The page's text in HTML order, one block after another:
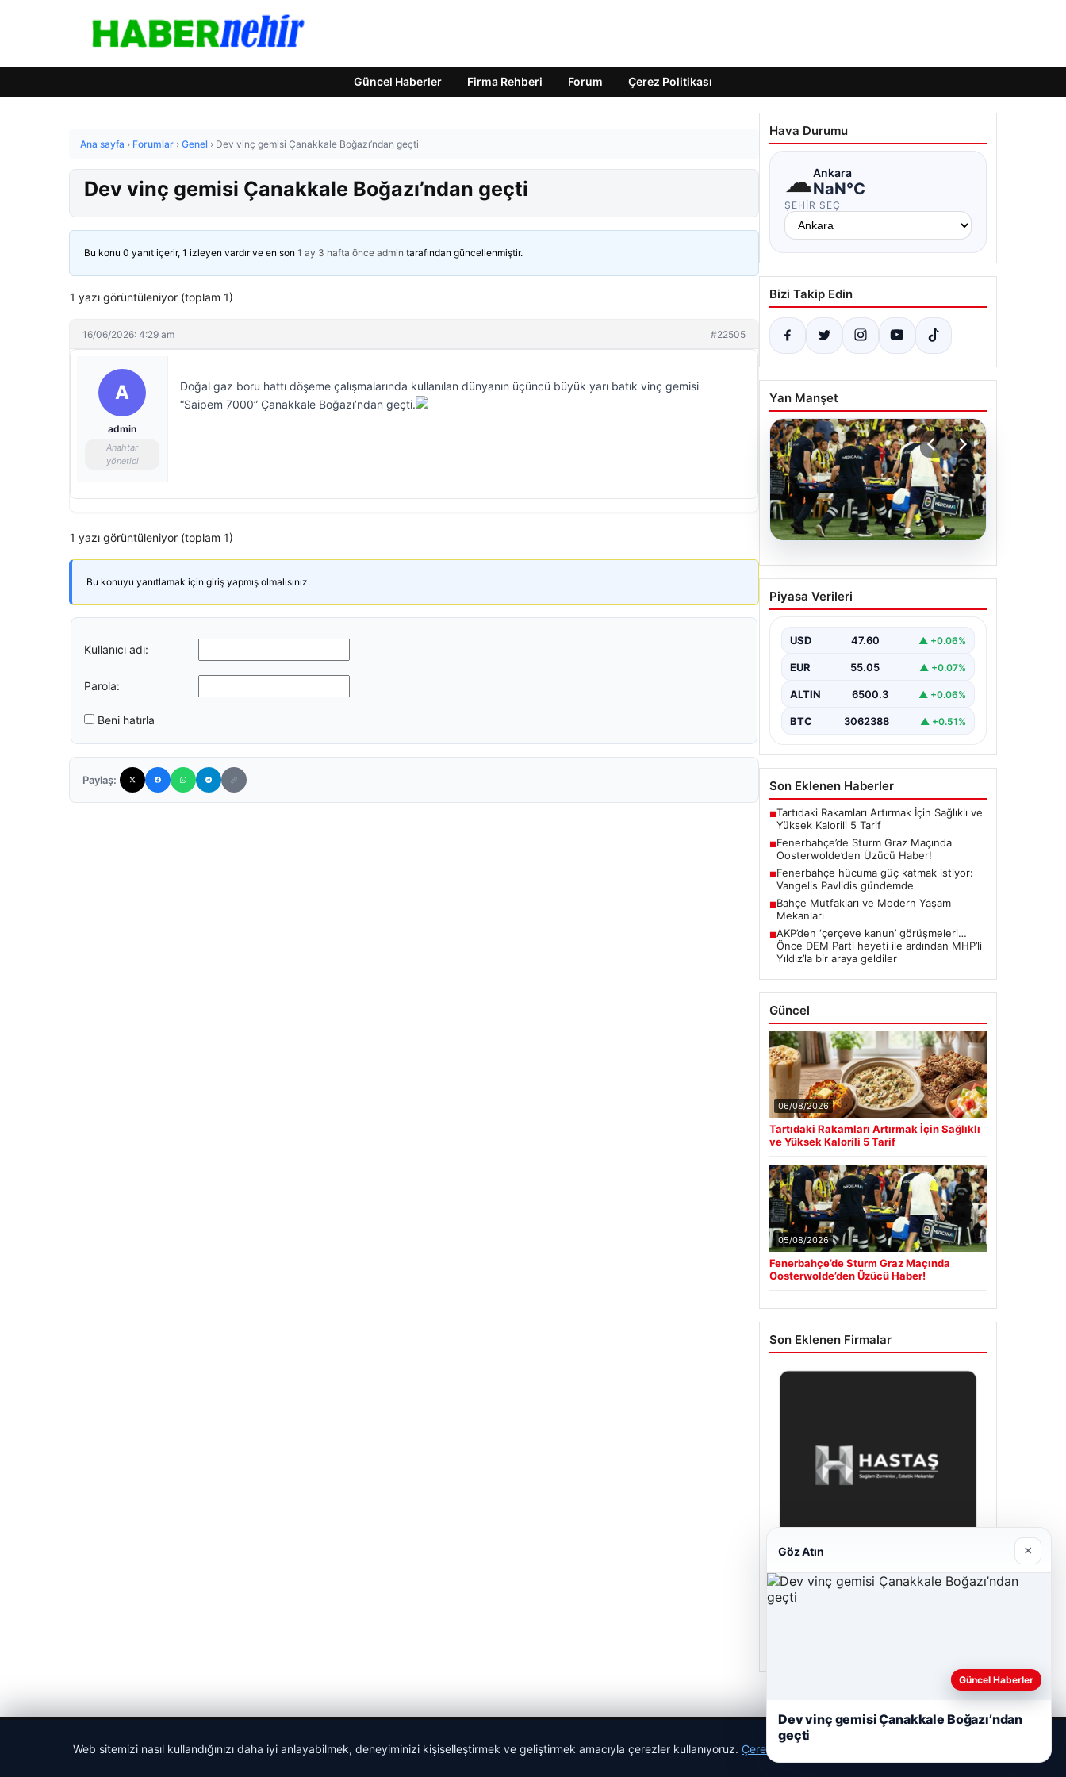
Güncel Haberler Firma Rehberi Forum Çerez Politikası
Ana sayfa › Forumlar › Genel › Dev vinç gemisi Çanakkale Boğazı’ndan geçti
Dev vinç gemisi Çanakkale Boğazı’ndan geçti
Bu konu 0 yanıt içerir, 1 izleyen vardır ve en son 1 ay 3 hafta önce admin tarafından güncellenmiştir.
1 yazı görüntüleniyor (toplam 1)
16/06/2026: 4:29 am #22505
A
admin
Anahtar
yönetici
Doğal gaz boru hattı döşeme çalışmalarında kullanılan dünyanın üçüncü büyük yarı batık vinç gemisi
“Saipem 7000” Çanakkale Boğazı’ndan geçti.
1 yazı görüntüleniyor (toplam 1)
Bu konuyu yanıtlamak için giriş yapmış olmalısınız.
Kullanıcı adı:
Parola:
Beni hatırla
Paylaş:
Hava Durumu
☁Ankara
NaN°C
ŞEHIR SEÇ
Bizi Takip Edin
Yan Manşet
05.08.2026
Fenerbahçe’de Sturm
Graz Maçında
Haber!
Fenerbahçe, Şampiyonlar Ligi 3. ön
eleme turunda Almanya temsilcisi
Mücadele…
Piyasa Verileri
USD 47.60 ▲ +0.06%
EUR 55.05 ▲ +0.07%
ALTIN 6500.3 ▲ +0.06%
BTC 3062388 ▲ +0.51%
Son Eklenen Haberler
■Tartıdaki Rakamları Artırmak İçin Sağlıklı ve
Yüksek Kalorili 5 Tarif
■Fenerbahçe’de Sturm Graz Maçında
Oosterwolde’den Üzücü Haber!
■Fenerbahçe hücuma güç katmak istiyor:
Vangelis Pavlidis gündemde
■Bahçe Mutfakları ve Modern Yaşam
Mekanları
■AKP’den ‘çerçeve kanun’ görüşmeleri…
Önce DEM Parti heyeti ile ardından MHP’li
Yıldız’la bir araya geldiler
Güncel
06/08/2026
Tartıdaki Rakamları Artırmak İçin Sağlıklı
ve Yüksek Kalorili 5 Tarif
05/08/2026
Fenerbahçe’de Sturm Graz Maçında
Oosterwolde’den Üzücü Haber!
Son Eklenen Firmalar
Prenses Night Club
Web sitemizi nasıl kullandığınızı daha iyi anlayabilmek, deneyiminizi kişiselleştirmek ve geliştirmek amacıyla çerezler kullanıyoruz. Çerez Politikamız
Göz Atın ×
Güncel Haberler
Dev vinç gemisi Çanakkale Boğazı’ndan
geçti